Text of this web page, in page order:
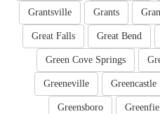
Grants
Grantsville
Great Bend
Great Falls
Green Cove Springs
Greencastle
Greeneville
Greensboro